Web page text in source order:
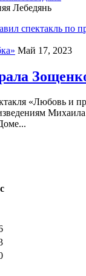
Лебедянь
Май 17, 2023
«Любовь и